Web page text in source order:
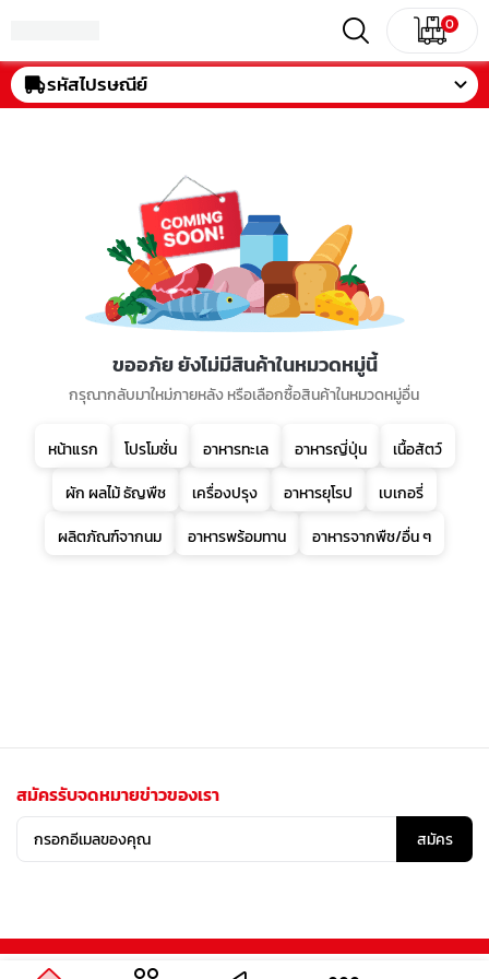
0
รหัสไปรษณีย์
ขออภัย ยังไม่มีสินค้าในหมวดหมู่นี้
กรุณากลับมาใหม่ภายหลัง หรือเลือกซื้อสินค้าในหมวดหมู่อื่น
หน้าแรก โปรโมชั่น อาหารทะเล อาหารญี่ปุ่น
เนื้อสัตว์
ผัก ผลไม้ ธัญพืช
เครื่องปรุง อาหารยุโรป
เบเกอรี่
ผลิตภัณฑ์จากนม
อาหารพร้อมทาน อาหารจากพืช/อื่น ๆ
สมัครรับจดหมายข่าวของเรา
สมัคร